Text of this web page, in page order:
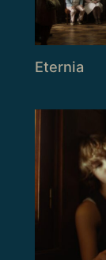
Eternia